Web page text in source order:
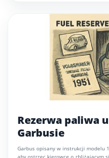
Rezerwa paliwa
Garbusie
Garbus opisany w instrukcji modelu
aby ostrzec kierowcę o zbliżającym